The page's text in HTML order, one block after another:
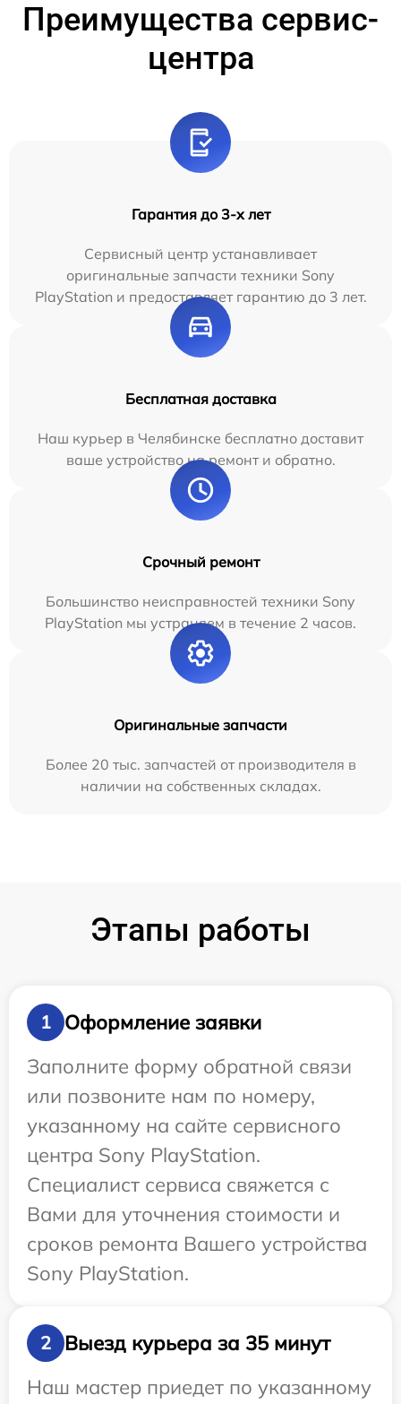
Преимущества сервис-
центра
Гарантия до 3-х лет
Сервисный центр устанавливает
оригинальные запчасти техники Sony
PlayStation и предоставляет гарантию до 3 лет.
Бесплатная доставка
Наш курьер в Челябинске бесплатно доставит
ваше устройство на ремонт и обратно.
Срочный ремонт
Большинство неисправностей техники Sony
PlayStation мы устраняем в течение 2 часов.
Оригинальные запчасти
Более 20 тыс. запчастей от производителя в
наличии на собственных складах.
Этапы работы
1
Оформление заявки
Заполните форму обратной связи
или позвоните нам по номеру,
указанному на сайте сервисного
центра Sony PlayStation.
Специалист сервиса свяжется с
Вами для уточнения стоимости и
сроков ремонта Вашего устройства
Sony PlayStation.
2
Выезд курьера за 35 минут
Наш мастер приедет по указанному